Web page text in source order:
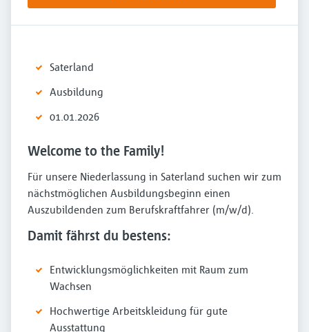
Saterland
Ausbildung
01.01.2026
Welcome to the Family!
Für unsere Niederlassung in Saterland suchen wir zum
nächstmöglichen Ausbildungsbeginn einen
Auszubildenden zum Berufskraftfahrer (m/w/d).
Damit fährst du bestens:
Entwicklungsmöglichkeiten mit Raum zum
Wachsen
Hochwertige Arbeitskleidung für gute
Ausstattung